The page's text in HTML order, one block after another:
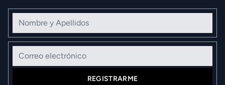
Nombre y Apellidos
Correo electrónico
REGISTRARME